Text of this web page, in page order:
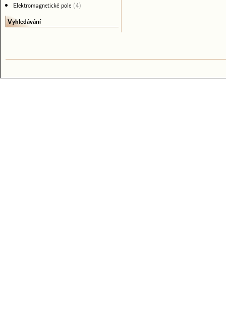
Elektromagnetické pole (4)
Vyhledávání